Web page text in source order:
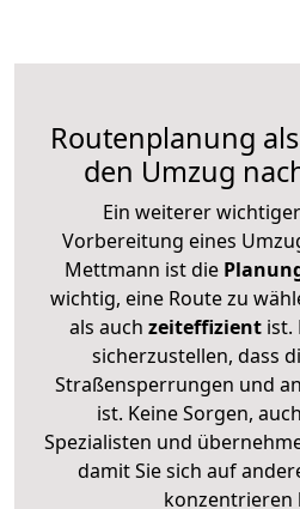
Routenplanung
den Umzug
Ein weiterer
Vorbereitung eines
Mettmann ist die
wichtig, eine Route zu
als auch zeiteffizientist.
sicherzustellen, dass
Straßensperrungen und
ist. Keine Sorgen,
Spezialisten und
damit Sie sich auf
konzentrieren